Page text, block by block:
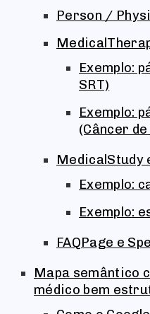
Person /
Exemplo:
SRT)
Exemplo:
(Câncer de
MedicalStudy
Exemplo:
Exemplo:
FAQPage e
Mapa semântico
médico bem